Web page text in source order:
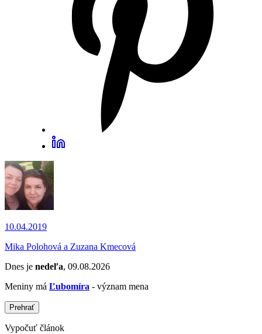
10.04.2019
Mika Polohová a Zuzana Kmecová
Dnes je nedeľa, 09.08.2026
Meniny má Ľubomíra - význam mena
Prehrať
Vypočuť článok